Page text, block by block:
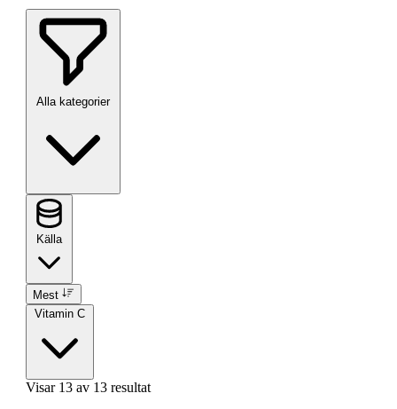
Alla kategorier
Källa
Mest
Vitamin C
Visar 13av 13 resultat